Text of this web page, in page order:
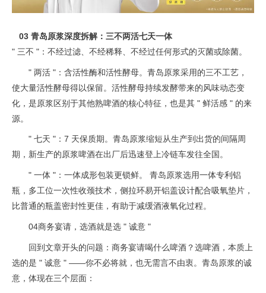
03 青岛原浆深度拆解：三不两活七天一体
" 三不 "：不经过滤、不经稀释、不经过任何形式的灭菌或除菌。
" 两活 "：含活性酶和活性酵母。青岛原浆采用的三不工艺，
使大量活性酵母得以保留。活性酵母持续发酵带来的风味动态变
化，是原浆区别于其他熟啤酒的核心特征，也是其 " 鲜活感 " 的来
源。
" 七天 "：7 天保质期。青岛原浆缩短从生产到出货的间隔周
期，新生产的原浆啤酒在出厂后迅速登上冷链车发往全国。
" 一体 "：一体成形包装更锁鲜。 青岛原浆选用一体专利铝
瓶，多工位一次性收颈技术，侧拉环易开铝盖设计配合吸氧垫片，
比普通的瓶盖密封性更佳，有助于减缓酒液氧化过程。
04商务宴请，选酒就是选 " 诚意 "
回到文章开头的问题：商务宴请喝什么啤酒？选啤酒，本质上
选的是 " 诚意 " ——你不必将就，也无需言不由衷。青岛原浆的诚
意，体现在三个层面：